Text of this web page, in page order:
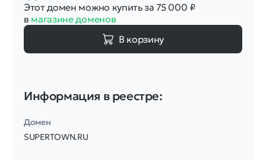
Этот домен можно купить за 75 000 ₽
в магазине доменов
В корзину
Информация в реестре:
Домен
SUPERTOWN.RU